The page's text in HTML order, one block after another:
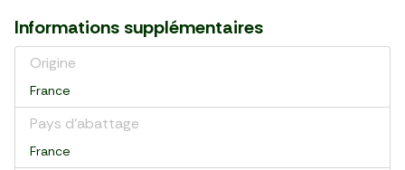
Informations supplémentaires
Origine
France
Pays d’abattage
France